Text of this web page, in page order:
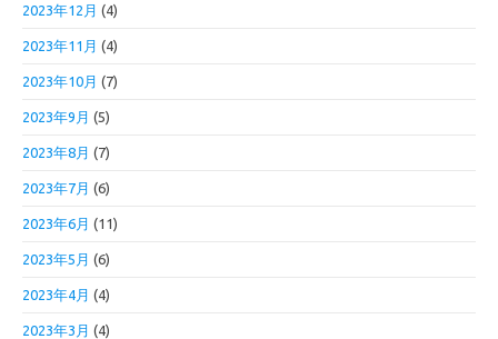
2023年12月 (4)
2023年11月 (4)
2023年10月 (7)
2023年9月 (5)
2023年8月 (7)
2023年7月 (6)
2023年6月 (11)
2023年5月 (6)
2023年4月 (4)
2023年3月 (4)